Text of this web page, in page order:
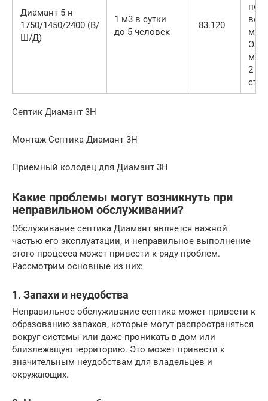
Диамант 5 н
1750/1450/2400 (В/
Ш/Д)
1 м3 в сутки
до 5 человек
83.120
2 п.
Септик Диамант 3Н
Монтаж Септика Диамант 3Н
Приемный колодец для Диамант 3Н
Какие проблемы могут возникнуть при
неправильном обслуживании?
Обслуживание септика Диамант является важной
частью его эксплуатации, и неправильное выполнение
этого процесса может привести к ряду проблем.
Рассмотрим основные из них:
1. Запахи и неудобства
Неправильное обслуживание септика может привести к
образованию запахов, которые могут распространяться
вокруг системы или даже проникать в дом или
близлежащую территорию. Это может привести к
значительным неудобствам для владельцев и
окружающих.